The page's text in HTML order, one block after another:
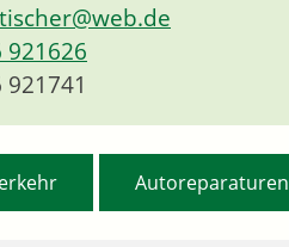
921626
921741
Autoreparaturen